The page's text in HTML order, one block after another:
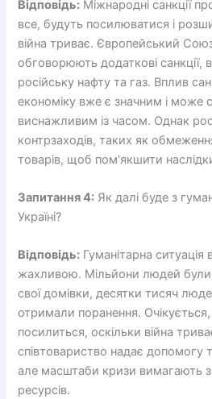
Відповідь: Міжнародні санкції
все, будуть посилюватися і
війна триває. Європейський Союз
обговорюють додаткові
російську нафту та газ. Вплив
економіку вже є значним і може
виснажливим із часом. Однак
контрзаходів, таких як
товарів, щоб пом'якшити
Запитання 4: Як далі буде з
Україні?
Відповідь: Гуманітарна ситуація
жахливою. Мільйони людей
свої домівки, десятки тисяч
отримали поранення.
посилиться, оскільки війна
співтовариство надає допомогу
але масштаби кризи вимагають
ресурсів.